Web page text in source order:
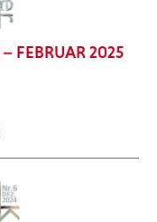
FEBRUAR 2025